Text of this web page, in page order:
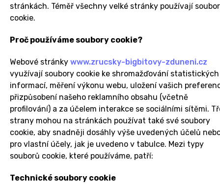
stránkách. Téměř všechny velké stránky používají
cookie.
Proč používáme soubory cookie?
Webové stránky www.zrucsky-bigbitovy-zduneni.cz
využívají soubory cookie ke shromažďování statistických
informací, měření výkonu webu, uložení vašich
přizpůsobení našeho reklamního obsahu (včetně
profilování) a za účelem interakce se sociálními sítěmi.
strany mohou na stránkách používat také své soubory
cookie, aby snadněji dosáhly výše uvedených účelů
pro vlastní účely, jak je uvedeno v tabulce. Mezi typy
souborů cookie, které používáme, patří:
Technické soubory cookie